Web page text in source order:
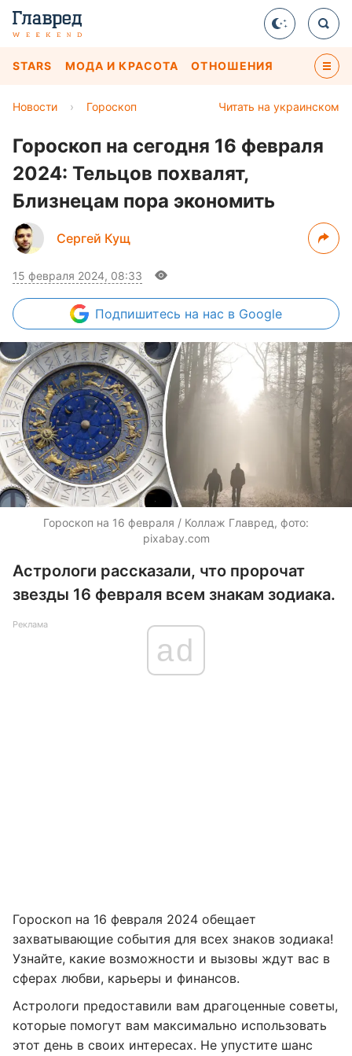
STARS МОДА И КРАСОТА ОТНОШЕНИЯ
Читать на украинском
Новости › Гороскоп
Гороскоп на сегодня 16 февраля
2024: Тельцов похвалят,
Близнецам пора экономить
Сергей Кущ
15 февраля 2024, 08:33
Подпишитесь на нас в Google
Гороскоп на 16 февраля / Коллаж Главред, фото:
pixabay.com
Астрологи рассказали, что пророчат
звезды 16 февраля всем знакам зодиака.
Реклама
ad
Гороскоп на 16 февраля 2024 обещает
захватывающие события для всех знаков зодиака!
Узнайте, какие возможности и вызовы ждут вас в
сферах любви, карьеры и финансов.
Астрологи предоставили вам драгоценные советы,
которые помогут вам максимально использовать
этот день в своих интересах. Не упустите шанс